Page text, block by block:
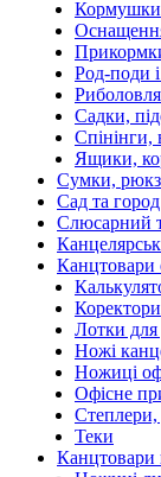
Кормушки
Род-поди
Садки,
Спінінги,
Ящики,
Сумки,
Сад та город
Слюсарний
Канцтовари
Коректори
Лотки для
Ножі
Ножиці
Офісне
Теки
Канцтовари